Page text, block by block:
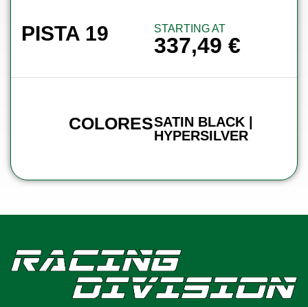
PISTA 19 STARTING AT
337,49€
COLORESSATIN BLACK |
HYPERSILVER